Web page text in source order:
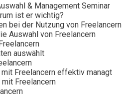
& Management Seminar
ist er wichtig?
bei der Nutzung von Freelancern
Auswahl von Freelancern
auswählt
Freelancern effektiv managt
Freelancern